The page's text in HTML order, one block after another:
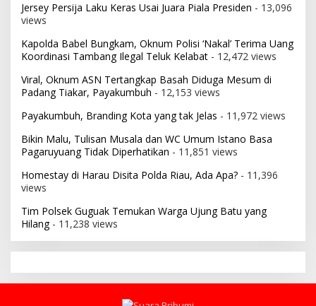
Jersey Persija Laku Keras Usai Juara Piala Presiden - 13,096
views
Kapolda Babel Bungkam, Oknum Polisi ‘Nakal’ Terima Uang
Koordinasi Tambang Ilegal Teluk Kelabat - 12,472 views
Viral, Oknum ASN Tertangkap Basah Diduga Mesum di
Padang Tiakar, Payakumbuh - 12,153 views
Payakumbuh, Branding Kota yang tak Jelas - 11,972 views
Bikin Malu, Tulisan Musala dan WC Umum Istano Basa
Pagaruyuang Tidak Diperhatikan - 11,851 views
Homestay di Harau Disita Polda Riau, Ada Apa? - 11,396
views
Tim Polsek Guguak Temukan Warga Ujung Batu yang
Hilang- 11,238 views